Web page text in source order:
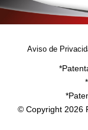
Aviso de
© Copyright 2026